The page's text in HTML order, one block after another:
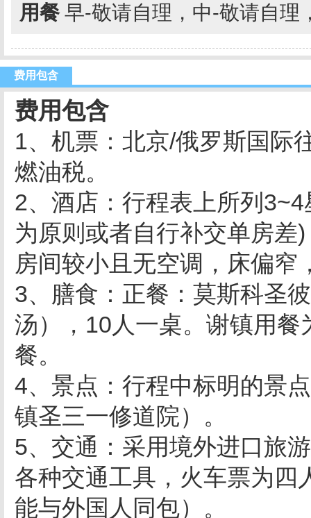
用餐 早-敬请自理，中-敬请自理
费用包含
费用包含
1、机票：北京/俄罗斯国际
燃油税。
2、酒店：行程表上所列
为原则或者自行补交单房差
房间较小且无空调，床偏窄
3、膳食：正餐：莫斯科圣
汤），10人一桌。谢镇用
餐。
4、景点：行程中标明的景
镇圣三一修道院）。
5、交通：采用境外进口旅
各种交通工具，火车票为四
能与外国人同包）。